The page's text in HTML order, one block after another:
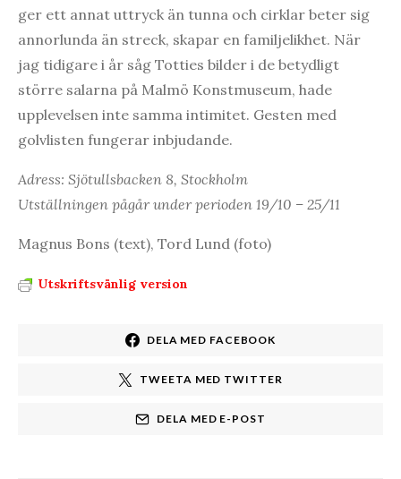
ger ett annat uttryck än tunna och cirklar beter sig
annorlunda än streck, skapar en familjelikhet. När
jag tidigare i år såg Totties bilder i de betydligt
större salarna på Malmö Konstmuseum, hade
upplevelsen inte samma intimitet. Gesten med
golvlisten fungerar inbjudande.
Adress: Sjötullsbacken 8, Stockholm
Utställningen pågår under perioden 19/10 – 25/11
Magnus Bons (text), Tord Lund (foto)
Utskriftsvänlig version
DELA MED FACEBOOK
TWEETA MED TWITTER
DELA MED E-POST